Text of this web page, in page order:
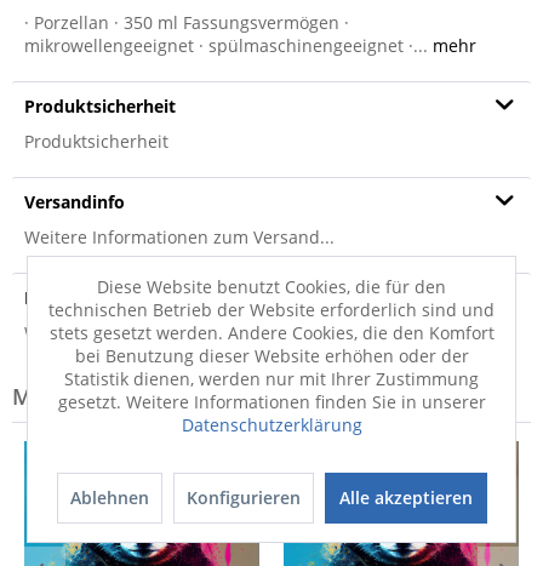
· Porzellan · 350 ml Fassungsvermögen ·
mikrowellengeeignet · spülmaschinengeeignet ·... mehr
Produktsicherheit
Produktsicherheit
Versandinfo
Weitere Informationen zum Versand...
Hersteller
Weitere Informationen zum Hersteller...
Modell-Familie: BEAT
Diese Website benutzt Cookies, die für den
technischen Betrieb der Website erforderlich sind und
stets gesetzt werden. Andere Cookies, die den Komfort
bei Benutzung dieser Website erhöhen oder der
Statistik dienen, werden nur mit Ihrer Zustimmung
gesetzt. Weitere Informationen finden Sie in unserer
Datenschutzerklärung
Ablehnen Konfigurieren Alle akzeptieren